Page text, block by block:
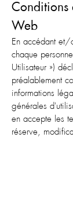
Conditions
Web
En accédant
chaque
Utilisateur »)
préalablement
informations
générales
en accepte les
réserve,